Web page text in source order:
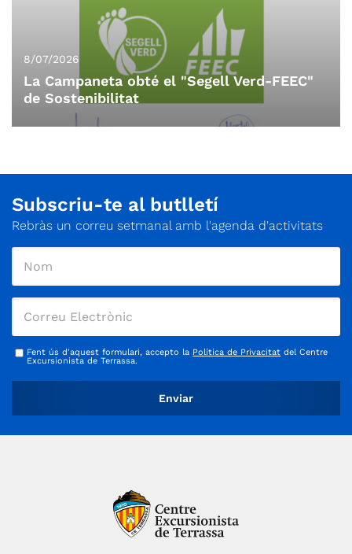
8/07/2026
La Campaneta obté el "Segell Verd-FEEC"
de Sostenibilitat
Subscriu-te al butlletí
Rebràs un correu setmanal amb l'agenda d'activitats
Fent ús d'aquest formulari, accepto la Política de Privacitat del Centre
Excursionista de Terrassa.